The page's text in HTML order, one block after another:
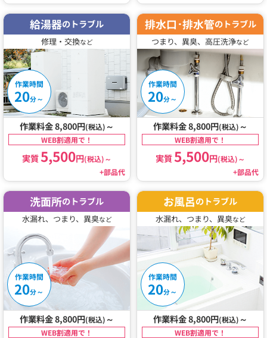
給湯器のトラブル
修理・交換など
作業時間
20分～
作業料金 8,800円(税込) ～
WEB割適用で！
実質5,500円(税込)～
+部品代
排水口･排水管のトラブル
つまり、異臭、高圧洗浄など
作業時間
20分～
作業料金 8,800円(税込) ～
WEB割適用で！
実質5,500円(税込)～
+部品代
洗面所のトラブル
水漏れ、つまり、異臭など
作業時間
20分～
作業料金 8,800円(税込) ～
WEB割適用で！
お風呂のトラブル
水漏れ、つまり、異臭など
作業時間
20分～
作業料金 8,800円(税込) ～
WEB割適用で！